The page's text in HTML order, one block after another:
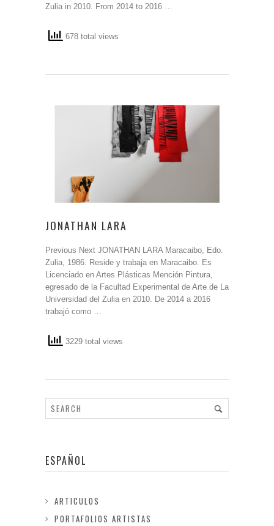
Zulia in 2010. From 2014 to 2016 …
678 total views
JONATHAN LARA
Previous Next JONATHAN LARA Maracaibo, Edo.
Zulia, 1986. Reside y trabaja en Maracaibo. Es
Licenciado en Artes Plásticas Mención Pintura,
egresado de la Facultad Experimental de Arte de La
Universidad del Zulia en 2010. De 2014 a 2016
trabajó como …
3229 total views
ESPAÑOL
ARTICULOS
PORTAFOLIOS ARTISTAS